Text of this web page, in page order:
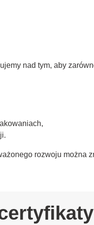
nad tym, aby
rozwoju można